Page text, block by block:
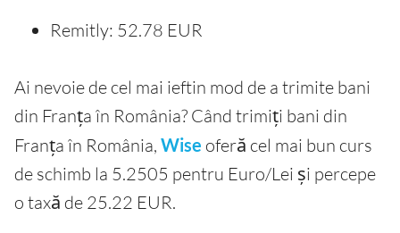
Remitly: 52.78 EUR
Ai nevoie de cel mai ieftin mod de a trimite bani
din Franța în România? Când trimiți bani din
Franța în România, Wise oferă cel mai bun curs
de schimb la 5.2505 pentru Euro/Lei și percepe
o taxă de 25.22 EUR.